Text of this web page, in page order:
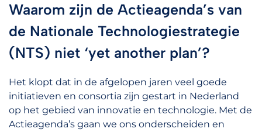
Waarom zijn de Actieagenda’s van
de Nationale Technologiestrategie
(NTS) niet ‘yet another plan’?
Het klopt dat in de afgelopen jaren veel goede
initiatieven en consortia zijn gestart in Nederland
op het gebied van innovatie en technologie. Met de
Actieagenda’s gaan we ons onderscheiden en